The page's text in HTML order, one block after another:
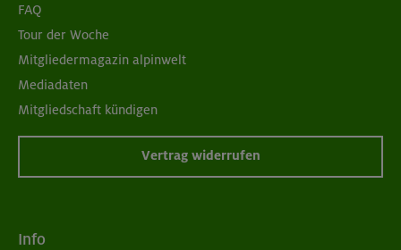
FAQ
Tour der Woche
Mitgliedermagazin alpinwelt
Mediadaten
Mitgliedschaft kündigen
Vertrag widerrufen
Info